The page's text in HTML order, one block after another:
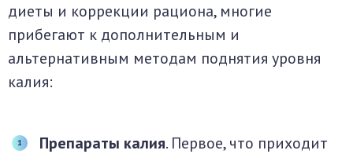
диеты и коррекции рациона, многие
прибегают к дополнительным и
альтернативным методам поднятия уровня
калия:
Препараты калия. Первое, что приходит